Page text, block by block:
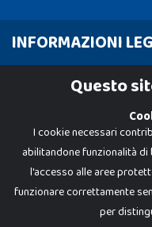
INFORMAZIONI
Cookie PolicyQuesto
I cookie necessari
abilitandone funzionalità di
l'accesso alle aree
funzionare correttamente
per